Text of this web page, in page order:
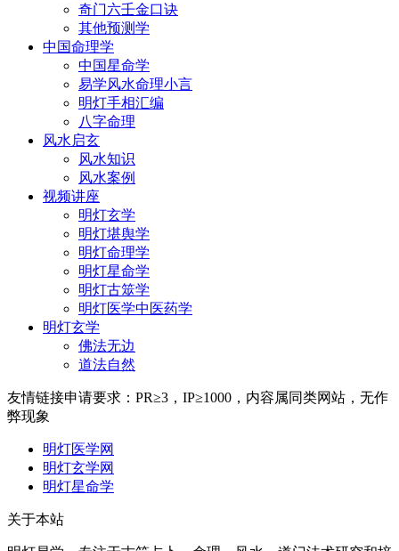
奇门六壬金口诀
其他预测学
中国命理学
中国星命学
易学风水命理小言
明灯手相汇编
八字命理
风水启玄
风水知识
风水案例
视频讲座
明灯玄学
明灯堪舆学
明灯命理学
明灯星命学
明灯古筮学
明灯医学中医药学
明灯玄学
佛法无边
道法自然
友情链接申请要求：PR≥3，IP≥1000，内容属同类网站，无作
弊现象
明灯医学网
明灯玄学网
明灯星命学
关于本站